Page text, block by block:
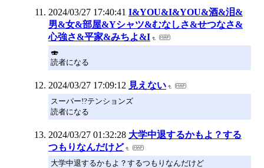
2024/03/27 17:40:41 I&YOU&I&YOU&酒&泪&
男&女&部屋&Yシャツ&むなしさ&せつなさ&
心強さ&平家&みちよ&I
🍣
読者になる
2024/03/27 17:09:12 見えない
スーパー!?テンションズ
読者になる
2024/03/27 01:32:28 大学中退するかもよ？する
つもりなんだけど
大学中退するかもよ？するつもりなんだけど